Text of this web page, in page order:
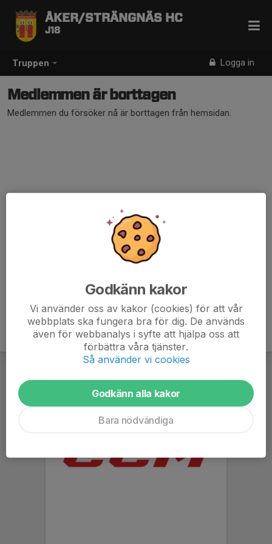
Truppen Logga in
ÅKER/STRÄNGNÄS HC
J18
Medlemmen är borttagen
Medlemmen du försöker nå är borttagen från hemsidan.
Godkänn kakor
Vi använder oss av kakor (cookies) för att vår
webbplats ska fungera bra för dig. De används
även för webbanalys i syfte att hjälpa oss att
förbättra våra tjänster.
Så använder vi cookies
Godkänn alla kakor
Bara nödvändiga